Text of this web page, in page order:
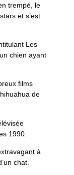
trempé, le
et s’est
Les
chien ayant
films
de
1990.
à
chat.